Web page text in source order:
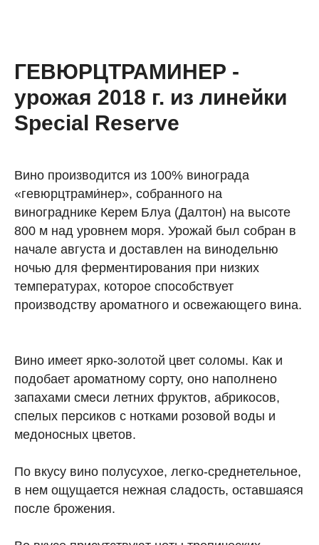
ГЕВЮРЦТРАМИНЕР -
урожая 2018 г. из линейки
Special Reserve
Вино производится из 100% винограда
«гевюрцтрами́нер», собранного на
винограднике Керем Блуа (Далтон) на высоте
800 м над уровнем моря. Урожай был собран в
начале августа и доставлен на винодельню
ночью для ферментирования при низких
температурах, которое способствует
производству ароматного и освежающего вина.
Вино имеет ярко-золотой цвет соломы. Как и
подобает ароматному сорту, оно наполнено
запахами смеси летних фруктов, абрикосов,
спелых персиков с нотками розовой воды и
медоносных цветов.
По вкусу вино полусухое, легко-среднетельное,
в нем ощущается нежная сладость, оставшаяся
после брожения.